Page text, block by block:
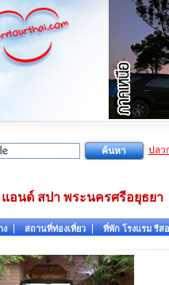
ปลว
แอนด์ สปา พระนครศรีอยุธยา
ง สถานที่ท่องเที่ยว ที่พัก โรงแรม รีส